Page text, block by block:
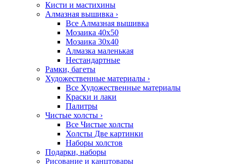
Кисти и мастихины
Алмазная вышивка ›
Все Алмазная вышивка
Мозаика 40x50
Мозаика 30x40
Алмазка маленькая
Нестандартные
Рамки, багеты
Художественные материалы ›
Все Художественные материалы
Краски и лаки
Палитры
Чистые холсты ›
Все Чистые холсты
Холсты Две картинки
Наборы холстов
Подарки, наборы
Рисование и канцтовары